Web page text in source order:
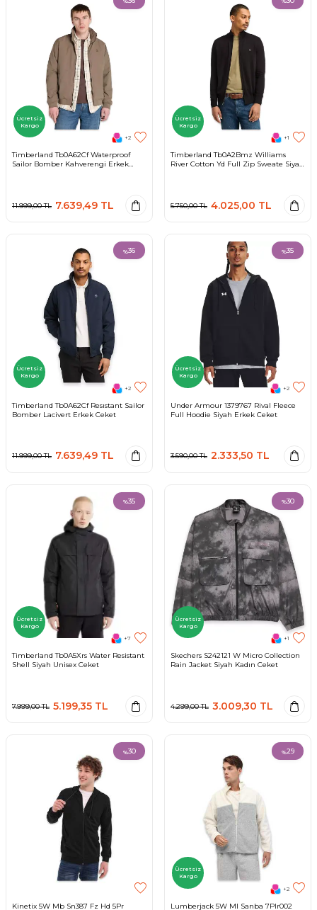
Ücretsiz
Kargo
+2
Timberland Tb0A62Cf Waterproof
Sailor Bomber Kahverengi Erkek
11.999,00TL 7.639,49 TL
Ücretsiz
Kargo
+1
Timberland Tb0A2Bmz Williams
River Cotton Yd Full Zip Sweate Siyah
5.750,00TL 4.025,00 TL
%36
Ücretsiz
Kargo
+2
Timberland Tb0A62Cf Resıstant Sailor
Bomber Lacivert Erkek Ceket
11.999,00TL 7.639,49 TL
%35
Ücretsiz
Kargo
+2
Under Armour 1379767 Rival Fleece
Full Hoodie Siyah Erkek Ceket
3.590,00TL 2.333,50 TL
%35
Ücretsiz
Kargo
+7
Timberland Tb0A5Xrs Water Resistant
Shell Siyah Unisex Ceket
7.999,00TL 5.199,35 TL
%30
Ücretsiz
Kargo
+1
Skechers S242121 W Micro Collection
Rain Jacket Siyah Kadın Ceket
4.299,00TL 3.009,30 TL
%30
Kinetix 5W Mb Sn387 Fz Hd 5Pr
%29
Ücretsiz
Kargo
+2
Lumberjack 5W Ml Sanba 7Plr002